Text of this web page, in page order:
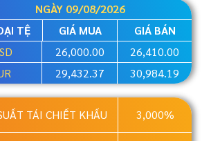
NGÀY 09/08/2026
TỆ
GIÁ MUA
GIÁ BÁN
26,000.00
26,410.00
29,432.37 30,984.19
TÁI CHIẾT KHẤU 3,000%